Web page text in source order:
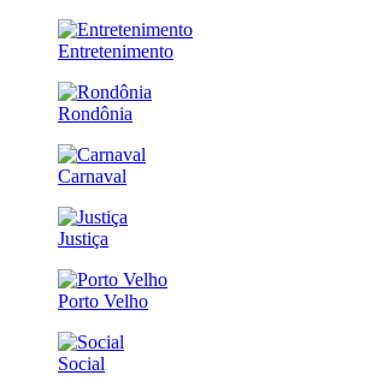
Entretenimento
Rondônia
Carnaval
Justiça
Porto Velho
Social